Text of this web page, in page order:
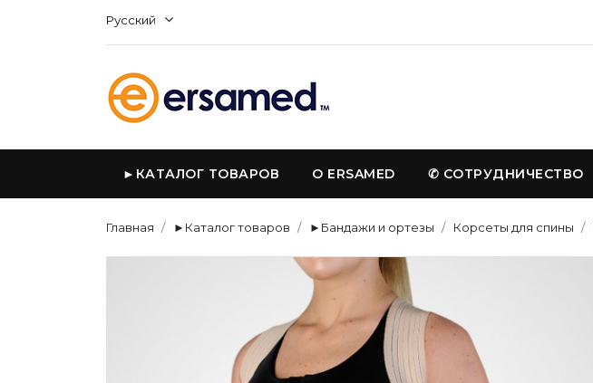
Русский
►КАТАЛОГ ТОВАРОВ О ERSAMED ✆ СОТРУДНИЧЕСТВО
Главная ►Каталог товаров ►Бандажи и ортезы Корсеты для спины